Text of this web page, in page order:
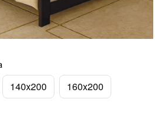
140x200 160x200